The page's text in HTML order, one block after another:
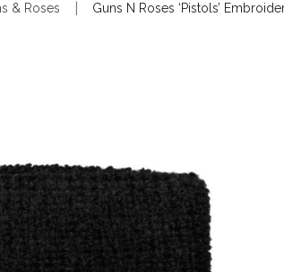
& Roses Guns N Roses ‘Pistols’